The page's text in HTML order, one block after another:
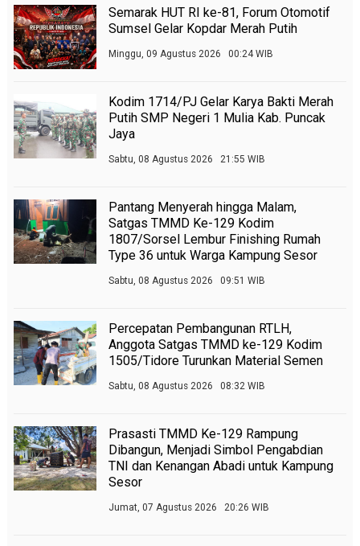
Semarak HUT RI ke-81, Forum Otomotif
Sumsel Gelar Kopdar Merah Putih
Minggu, 09 Agustus 2026 00:24 WIB
Kodim 1714/PJ Gelar Karya Bakti Merah
Putih SMP Negeri 1 Mulia Kab. Puncak
Jaya
Sabtu, 08 Agustus 2026 21:55 WIB
Pantang Menyerah hingga Malam,
Satgas TMMD Ke-129 Kodim
1807/Sorsel Lembur Finishing Rumah
Type 36 untuk Warga Kampung Sesor
Sabtu, 08 Agustus 2026 09:51 WIB
Percepatan Pembangunan RTLH,
Anggota Satgas TMMD ke-129 Kodim
1505/Tidore Turunkan Material Semen
Sabtu, 08 Agustus 2026 08:32 WIB
Prasasti TMMD Ke-129 Rampung
Dibangun, Menjadi Simbol Pengabdian
TNI dan Kenangan Abadi untuk Kampung
Sesor
Jumat, 07 Agustus 2026 20:26 WIB